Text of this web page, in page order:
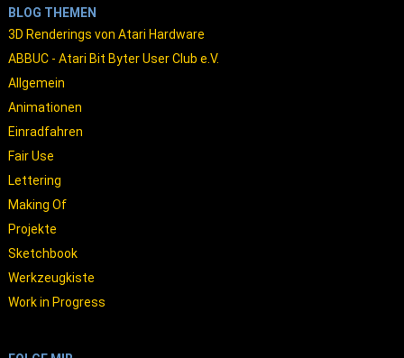
BLOG THEMEN
3D Renderings von Atari Hardware
ABBUC - Atari Bit Byter User Club e.V.
Allgemein
Animationen
Einradfahren
Fair Use
Lettering
Making Of
Projekte
Sketchbook
Werkzeugkiste
Work in Progress